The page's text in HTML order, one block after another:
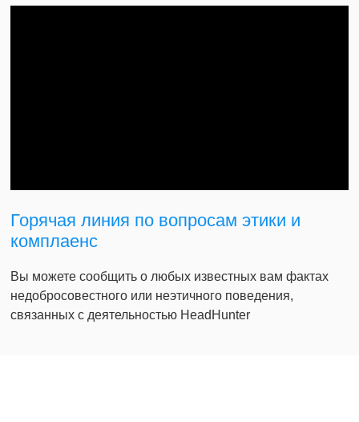
Горячая линия по вопросам этики и
комплаенс
Вы можете сообщить о любых известных вам фактах
недобросовестного или неэтичного поведения,
связанных с деятельностью HeadHunter